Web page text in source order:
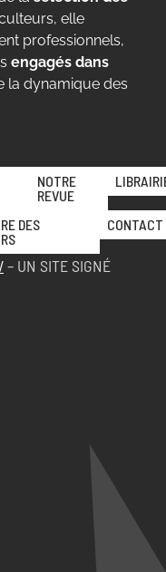
elle
professionnels,
engagés dans
la dynamique des
NOTRE
REVUE
DES
CONTACT
– UN SITE SIGNÉ